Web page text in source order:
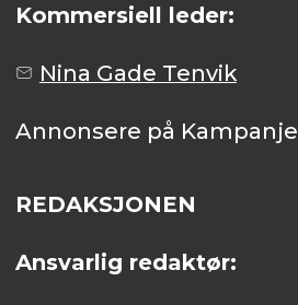
Kommersiell leder:
Nina Gade Tenvik
Annonsere på Kampanje
REDAKSJONEN
Ansvarlig redaktør: